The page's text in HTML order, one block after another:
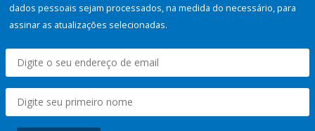
dados pessoais sejam processados, na medida do necessário, para
assinar as atualizações selecionadas.